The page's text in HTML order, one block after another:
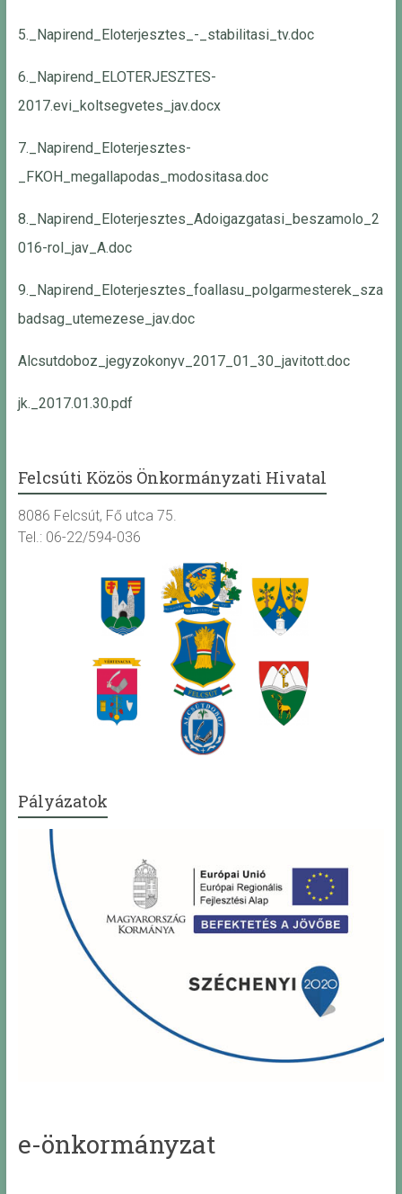
5._Napirend_Eloterjesztes_-_stabilitasi_tv.doc
6._Napirend_ELOTERJESZTES-
2017.evi_koltsegvetes_jav.docx
7._Napirend_Eloterjesztes-
_FKOH_megallapodas_modositasa.doc
8._Napirend_Eloterjesztes_Adoigazgatasi_beszamolo_2
016-rol_jav_A.doc
9._Napirend_Eloterjesztes_foallasu_polgarmesterek_sza
badsag_utemezese_jav.doc
Alcsutdoboz_jegyzokonyv_2017_01_30_javitott.doc
jk._2017.01.30.pdf
Felcsúti Közös Önkormányzati Hivatal
8086 Felcsút, Fő utca 75.
Tel.: 06-22/594-036
Pályázatok
e-önkormányzat